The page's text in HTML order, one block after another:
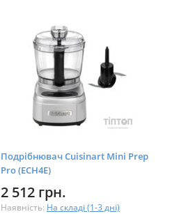
Подрібнювач Cuisinart Mini Prep
Pro (ECH4E)
2 512 грн.
Наявність: На складі (1-3 дні)